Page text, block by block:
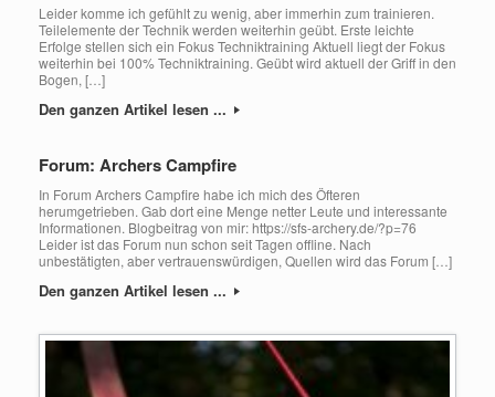
Leider komme ich gefühlt zu wenig, aber immerhin zum trainieren.
Teilelemente der Technik werden weiterhin geübt. Erste leichte
Erfolge stellen sich ein Fokus Techniktraining Aktuell liegt der Fokus
weiterhin bei 100% Techniktraining. Geübt wird aktuell der Griff in den
Bogen, […]
Den ganzen Artikel lesen ...
Forum: Archers Campfire
In Forum Archers Campfire habe ich mich des Öfteren
herumgetrieben. Gab dort eine Menge netter Leute und interessante
Informationen. Blogbeitrag von mir: https://sfs-archery.de/?p=76
Leider ist das Forum nun schon seit Tagen offline. Nach
unbestätigten, aber vertrauenswürdigen, Quellen wird das Forum […]
Den ganzen Artikel lesen ...